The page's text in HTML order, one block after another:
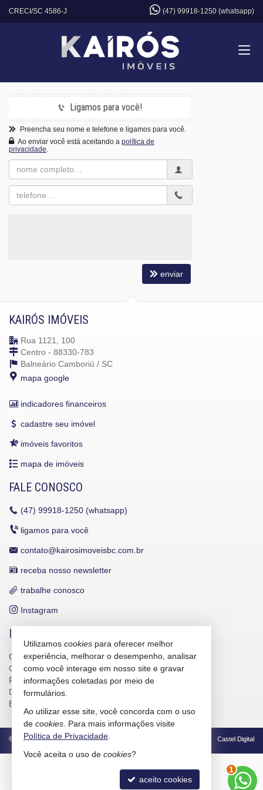
CRECI/SC 4586-J (47) 99918-1250 (whatsapp)
Ligamos para você!
Preencha seu nome e telefone e ligamos para você.
Ao enviar você está aceitando a política de
privacidade.
Completo
Telefone
enviar
KAIRÓS IMÓVEIS
Rua 1121, 100
Centro - 88330-783
Balneário Camboriú / SC
mapa google
indicadores financeiros
cadastre seu imóvel
imóveis favoritos
mapa de imóveis
FALE CONOSCO
(47) 99918-1250 (whatsapp)
ligamos para você
contato@kairosimoveisbc.com.br
receba nosso newsletter
trabalhe conosco
Instagram
INDICADORES FINANCEIROS
CUB /SC
R$ 3.151,24
CUB /SC variação
0,95%
Poupança
0,6738%
Dólar Comercial
Euro
© 2026 CRECI/SC 4586-J Política de Privacidade Castel Digital
1
Utilizamos cookies para oferecer melhor
experiência, melhorar o desempenho, analisar
como você interage em nosso site e gravar
informações coletadas por meio de
formulários.
Ao utilizar esse site, você concorda com o uso
de cookies . Para mais informações visite
Política de Privacidade
Você aceita o uso de cookies?
aceito cookies